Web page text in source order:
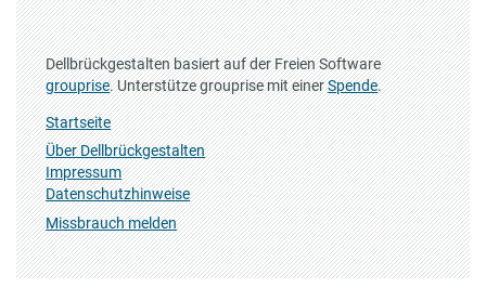
Dellbrückgestalten basiert auf der Freien Software
grouprise. Unterstütze grouprise mit einerSpende.
Startseite
Über Dellbrückgestalten
Impressum
Datenschutzhinweise
Missbrauch melden